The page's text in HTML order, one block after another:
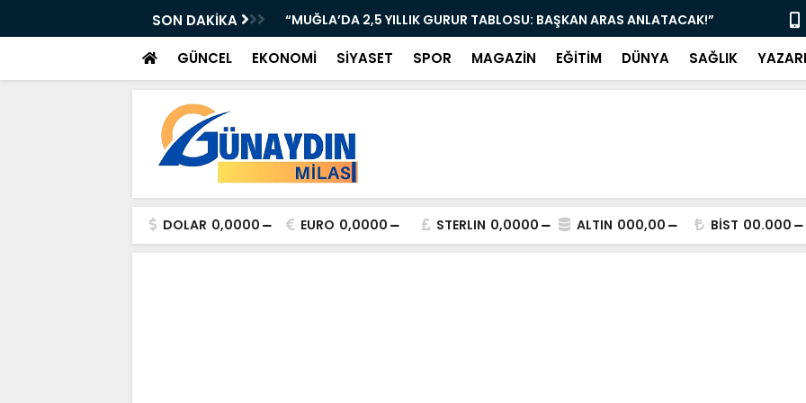
SON DAKİKA
KAZA: TIR KONTROLDEN ÇIKTI!” “MUĞLA’DA 2,5 YILLIK GURUR TABLOSU: BAŞKAN ARAS ANLATACAK!”
GÜNCEL EKONOMİ SİYASET SPOR MAGAZİN EĞİTİM DÜNYA SAĞLIK
DOLAR 0,0000 EURO 0,0000 STERLIN 0,0000 ALTIN 000,00 BİST 00.000